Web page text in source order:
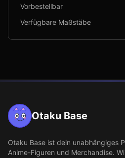
Vorbestellbar
Verfügbare Maßstäbe
Otaku Base
Otaku Base ist dein unabhängiges
Anime-Figuren und Merchandise.